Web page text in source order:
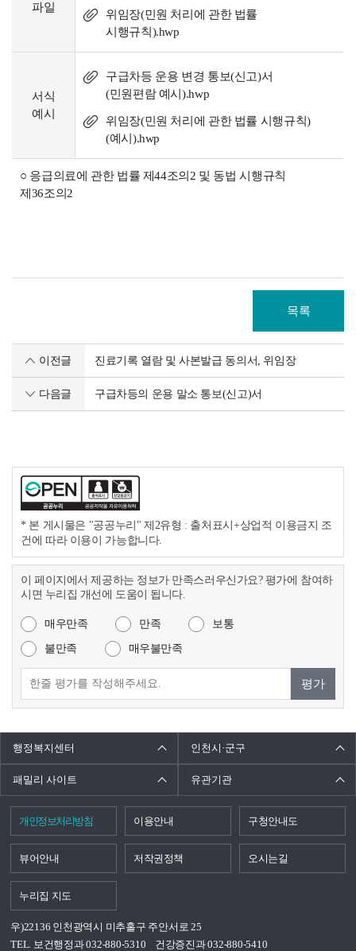
파일
위임장(민원 처리에 관한 법률
시행규칙).hwp
서식
예시
구급차등 운용 변경 통보(신고)서
(민원편람 예시).hwp
위임장(민원 처리에 관한 법률 시행규칙)
(예시).hwp
○ 응급의료에 관한 법률 제44조의2 및 동법 시행규칙
제36조의2
목록
이전글 진료기록 열람 및 사본발급 동의서, 위임장
다음글 구급차등의 운용 말소 통보(신고)서
* 본 게시물은 "공공누리" 제2유형 : 출처표시+상업적 이용금지 조
건에 따라 이용이 가능합니다.
이 페이지에서 제공하는 정보가 만족스러우신가요? 평가에 참여하
시면 누리집 개선에 도움이 됩니다.
매우만족 만족 보통
불만족 매우불만족
평가
행정복지센터 인천시·군구
패밀리 사이트 유관기관
개인정보처리방침 이용안내 구청안내도
뷰어안내 저작권정책 오시는길
누리집 지도
우)22136 인천광역시 미추홀구 주안서로 25
TEL. 보건행정과 032-880-5310
건강증진과 032-880-5410